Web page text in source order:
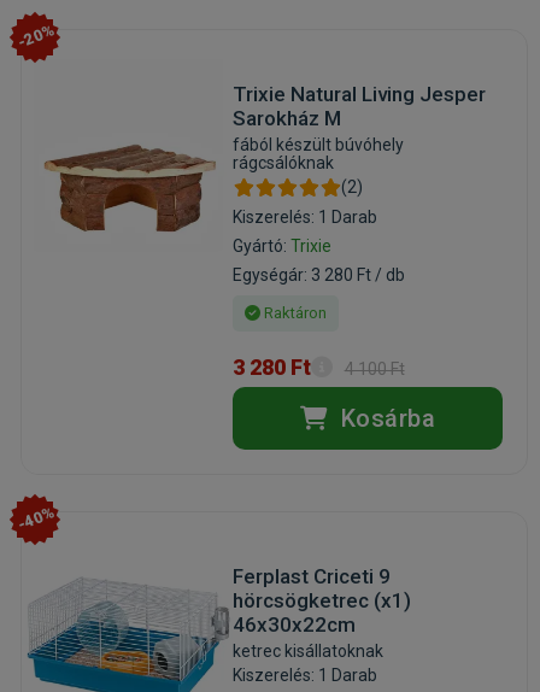
-20%
Trixie Natural Living Jesper
Sarokház M
fából készült búvóhely
rágcsálóknak
(2)
Kiszerelés: 1 Darab
Gyártó: Trixie
Egységár: 3 280 Ft / db
Raktáron
3 280 Ft 4 100 Ft
Kosárba
-40%
Ferplast Criceti 9
hörcsögketrec (x1)
46x30x22cm
ketrec kisállatoknak
Kiszerelés: 1 Darab